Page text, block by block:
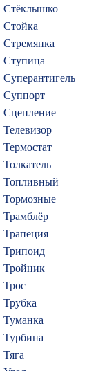
Стёклышко
Стойка
Стремянка
Ступица
Суперантигель
Суппорт
Сцепление
Телевизор
Термостат
Толкатель
Топливный
Тормозные
Трамблёр
Трапеция
Трипоид
Тройник
Трос
Трубка
Туманка
Турбина
Тяга